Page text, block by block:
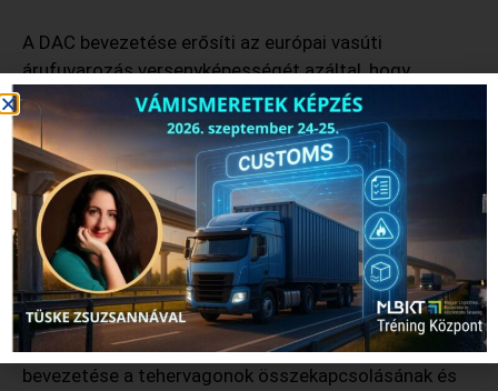
A DAC bevezetése erősíti az európai vasúti
árufuvarozás versenyképességét azáltal, hogy
lehetővé teszi az automatizálást a vonat közlekedése
során, csökkenti a technológiai és tartózkodási
időket, növeli a küldemények eljutási sebességét,
kapacitásokat szabadít fel, támogatja további
fuvarozási mennyiségek vasútra történő átterelését,
valamint csökkenti a balesetek kockázatát.
Kovács Imre, a Rail Cargo Group Igazgatóságának
tagja, a Rail Cargo Hungaria Igazgatóságának elnöke
az eseményen rámutatott, hogy a technológia
bevezetése a tehervagonok összekapcsolásának és